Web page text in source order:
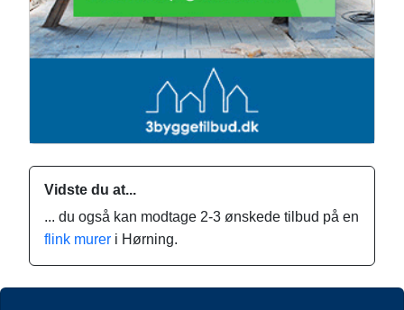
Vidste du at...
... du også kan modtage 2-3 ønskede tilbud på en
flink murer i Hørning.